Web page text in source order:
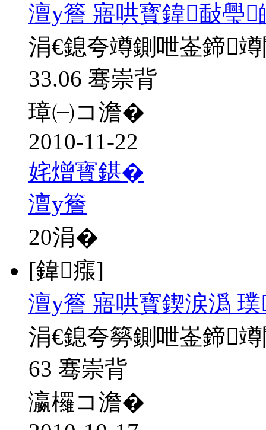
澶у簷 寤哄寳鍏敮璺
涓€鎴夸竴鍘呭崟鍗
33.06 骞崇背
璋㈠コ澹�
2010-11-22
姹熷寳鍖�
澶у簷
20涓�
[鍏瘬]
澶у簷 寤哄寳鍥涙潙
涓€鎴夸簩鍘呭崟鍗
63 骞崇背
瀛欏コ澹�